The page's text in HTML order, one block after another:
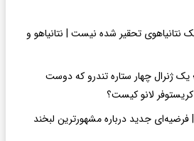
نتانیاهوی تحقیر شده نیست | نتانیاهو و
یک ژنرال چهار ستاره تندرو که دوست
لانو کیست؟
| فرضیه‌ای جدید درباره مشهورترین لبخند